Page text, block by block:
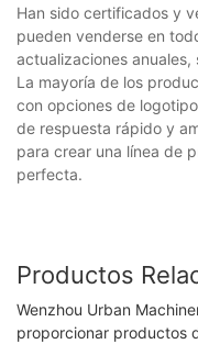
Han sido certificados y
pueden venderse en
actualizaciones anuales,
La mayoría de los
con opciones de
de respuesta rápido y
para crear una línea de
perfecta.
Productos
Wenzhou Urban
proporcionar productos